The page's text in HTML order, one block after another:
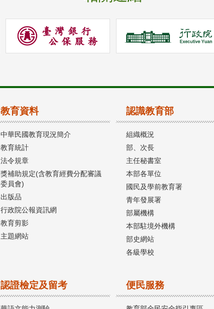
教育資料
中華民國教育現況簡介
教育統計
法令規章
獎補助規定(含教育經費分配審議
委員會)
出版品
行政院公報資訊網
教育剪影
主題網站
認識教育部
組織概況
部、次長
主任秘書室
本部各單位
國民及學前教育署
青年發展署
部屬機構
本部駐境外機構
部史網站
各級學校
認證檢定及留考 便民服務